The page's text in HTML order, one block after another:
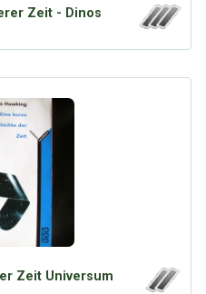
Zeit - Dinos
Zeit Universum